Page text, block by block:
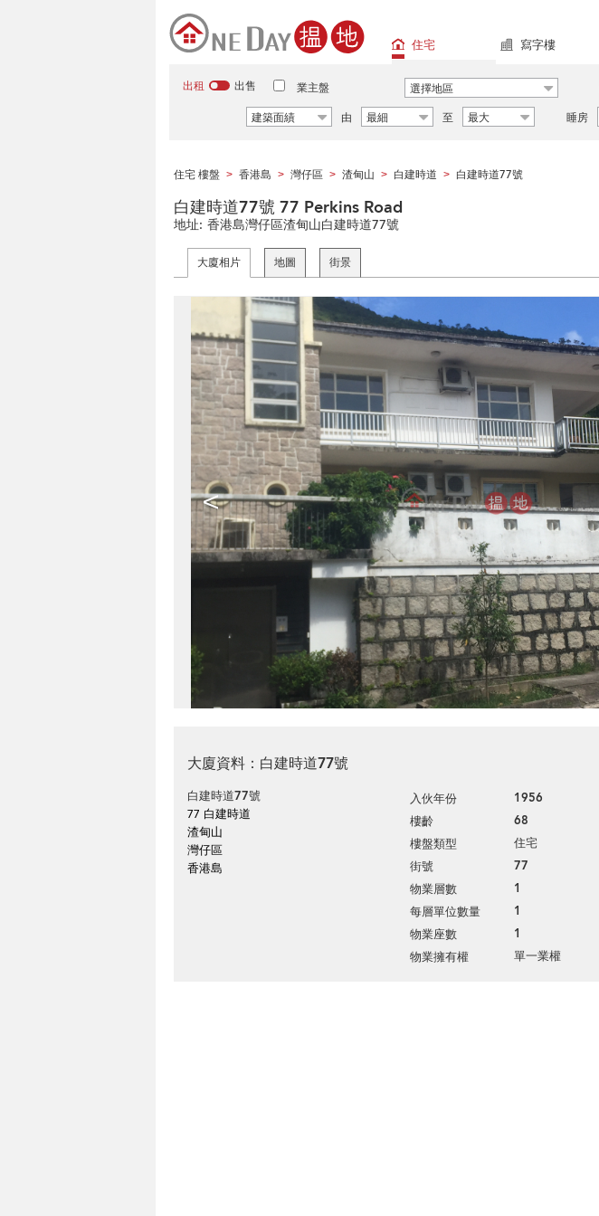
住宅 寫字樓
出租 出售 業主盤 選擇地區
建築面績
由 最細 至 最大 睡房
住宅 樓盤 > 香港島 > 灣仔區 > 渣甸山 > 白建時道 > 白建時道77號
白建時道77號 77 Perkins Road
地址: 香港島灣仔區渣甸山白建時道77號
大廈相片 地圖 街景
<
大廈資料：白建時道77號
白建時道77號
77 白建時道
渣甸山
灣仔區
香港島
入伙年份 1956
樓齡 68
樓盤類型 住宅
街號 77
物業層數 1
每層單位數量 1
物業座數 1
物業擁有權 單一業權